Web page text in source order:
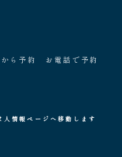
ら予約 お電話で予約
情報ページへ移動します